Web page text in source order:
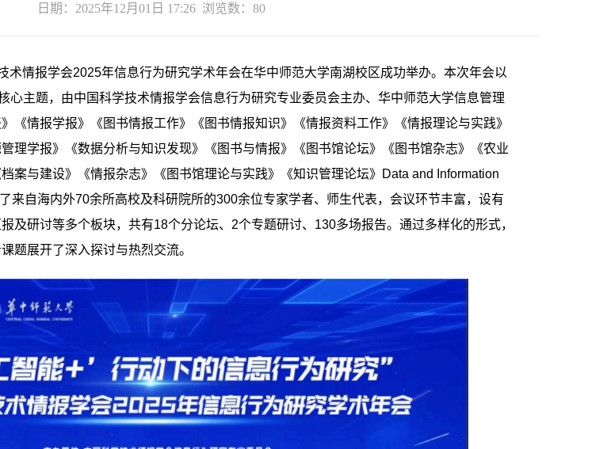
日期：2025年12月01日 17:26 浏览数： 80
情报学会2025年信息行为研究学术年会在华中师范大学南湖校区成功举办。本次年会以
核心主题，由中国科学技术情报学会信息行为研究专业委员会主办、华中师范大学信息管理
《情报学报》《图书情报工作》《图书情报知识》《情报资料工作》《情报理论与实践》
理学报》《数据分析与知识发现》《图书与情报》《图书馆论坛》《图书馆杂志》《农业
案与建设》《情报杂志》《图书馆理论与实践》《知识管理论坛》Data and Information
来自海内外70余所高校及科研院所的300余位专家学者、师生代表，会议环节丰富，设有
及研讨等多个板块，共有18个分论坛、2个专题研讨、130多场报告。通过多样化的形式，
题展开了深入探讨与热烈交流。